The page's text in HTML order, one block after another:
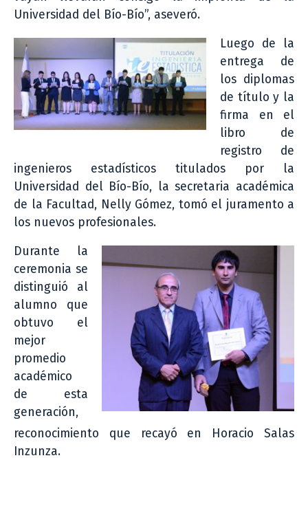
Universidad del Bío-Bío”, aseveró.
Luego de la
entrega de
los diplomas
de título y la
firma en el
libro de
registro de
ingenieros estadísticos titulados por la
Universidad del Bío-Bío, la secretaria académica
de la Facultad, Nelly Gómez, tomó el juramento a
los nuevos profesionales.
Durante la
ceremonia se
distinguió al
alumno que
obtuvo el
mejor
promedio
académico
de esta
generación,
reconocimiento que recayó en Horacio Salas
Inzunza.